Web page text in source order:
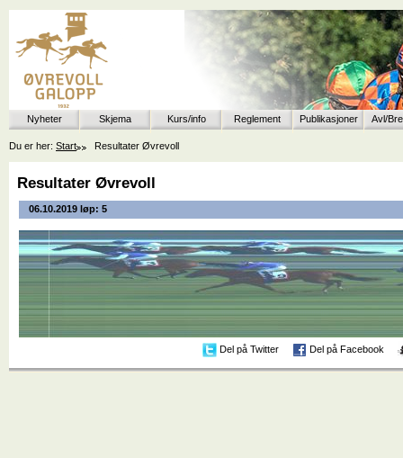
Nyheter Skjema Kurs/info Reglement Publikasjoner Avl/
Du er her: Start Resultater Øvrevoll
Resultater Øvrevoll
06.10.2019 løp: 5
Del på Twitter Del på Facebook